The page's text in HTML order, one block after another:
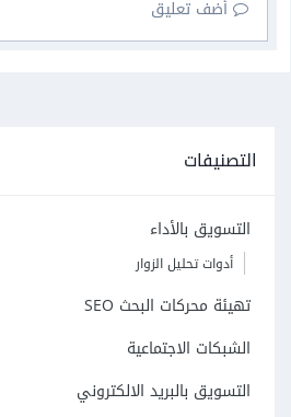
أضف تعليق
التصنيفات
التسويق بالأداء
أدوات تحليل الزوار
تهيئة محركات البحث SEO
الشبكات الاجتماعية
التسويق بالبريد الالكتروني